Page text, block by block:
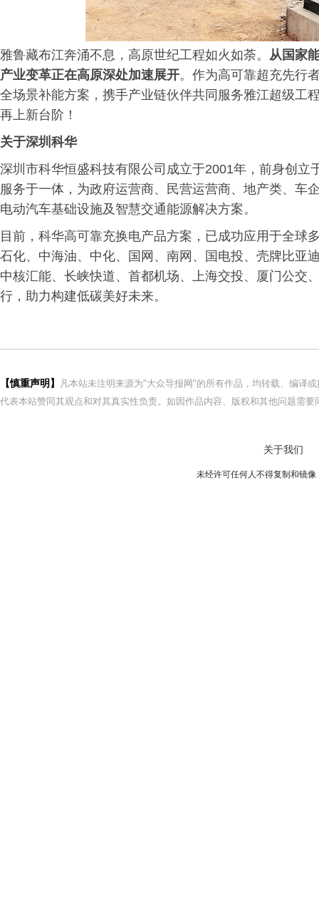
雅鲁藏布江奔涌不息，高原世纪工程如火如荼。 从国家
产业变革正在高原深处加速展开。作为高可靠超充先行
全场景补能方案，携手产业链伙伴共同服务雅江超级工
再上新台阶！
关于深圳科华
深圳市科华恒盛科技有限公司成立于2001年，前身创
服务于一体，为政府运营商、民营运营商、地产类、车
电动汽车基础设施及智慧交通能源解决方案。
目前，科华高可靠充换电产品方案，已成功应用于全球
石化、中海油、中化、国网、南网、国电投、壳牌比亚
中核汇能、长峡快道、首都机场、上海交投、厦门公交
行，助力构建低碳美好未来。
【慎重声明】
凡本站未注明来源为"大众导报网"的所有作品，均转载、编译
代表本站赞同其观点和对其真实性负责。如因作品内容、版权和其他问题需
关于我们
未经许可任何人不得复制和镜